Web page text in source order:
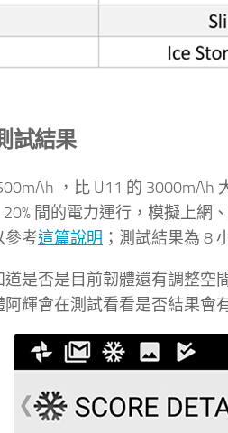
試結果
，比 U11 的 3000mAh
20% 間的電力運行，模擬上
參考這篇說明 ；測試結果為 8
是否是目前韌體還有調整
輝會在測試看看是否結果會